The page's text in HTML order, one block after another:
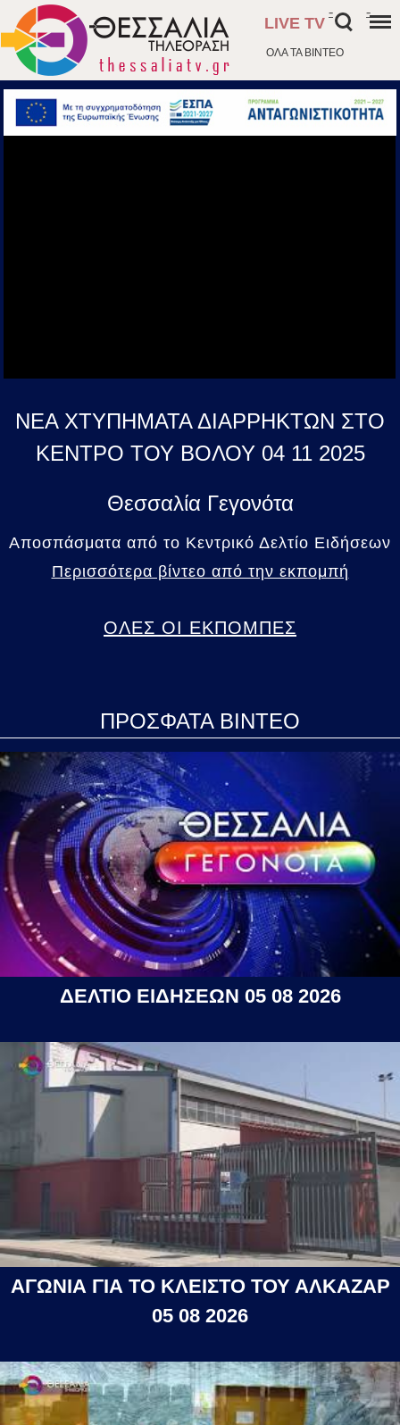
ΟΛΑ ΤΑ ΒΙΝΤΕΟ
LIVE TV
- -
ΝΕΑ ΧΤΥΠΗΜΑΤΑ ΔΙΑΡΡΗΚΤΩΝ ΣΤΟ
ΚΕΝΤΡΟ ΤΟΥ ΒΟΛΟΥ 04 11 2025
Θεσσαλία Γεγονότα
Αποσπάσματα από το Κεντρικό Δελτίο Ειδήσεων
Περισσότερα βίντεο από την εκπομπή
ΟΛΕΣ ΟΙ ΕΚΠΟΜΠΕΣ
ΠΡΟΣΦΑΤΑ ΒΙΝΤΕΟ
ΔΕΛΤΙΟ ΕΙΔΗΣΕΩΝ 05 08 2026
ΑΓΩΝΙΑ ΓΙΑ ΤΟ ΚΛΕΙΣΤΟ ΤΟΥ ΑΛΚΑΖΑΡ
05 08 2026